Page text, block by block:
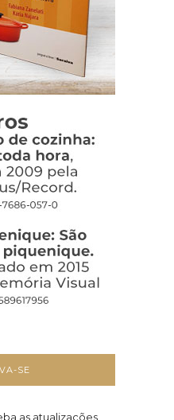
SE
as atualizações